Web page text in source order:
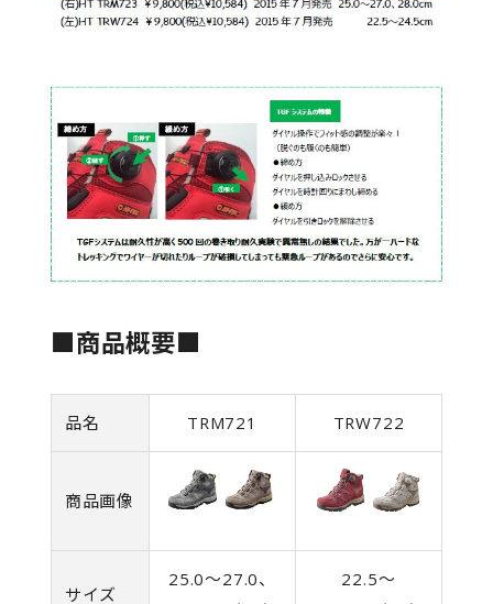
■商品概要■
品名 TRM721 TRW722
商品画像
サイズ
25.0～27.0、
22.5～